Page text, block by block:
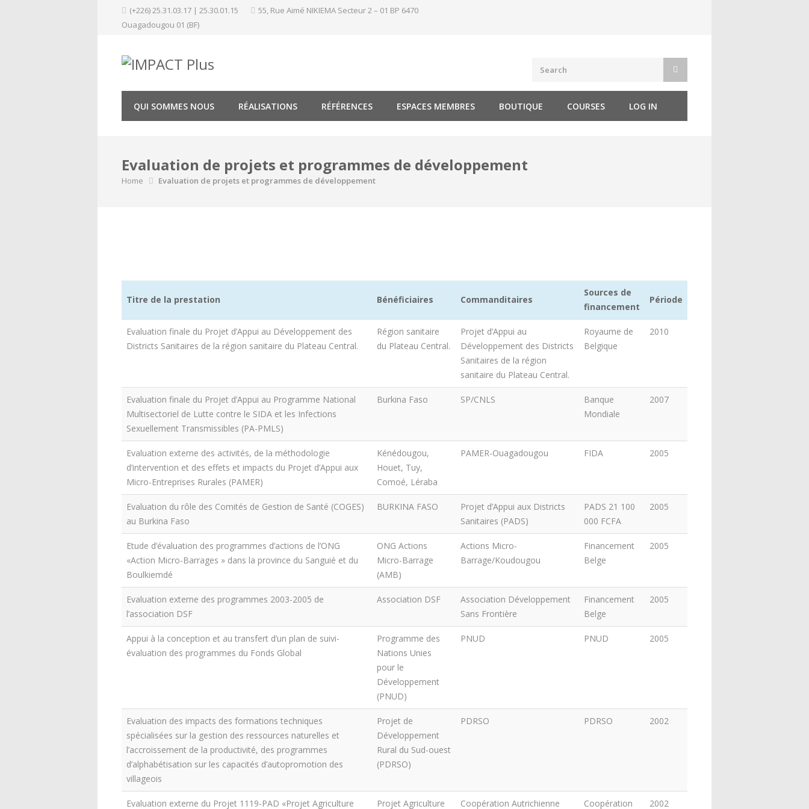
(+226) 25.31.03.17 | 25.30.01.15
55, Rue Aimé NIKIEMA Secteur 2 – 01 BP 6470
Ouagadougou 01 (BF)
QUI SOMMES NOUS RÉALISATIONS RÉFÉRENCES ESPACES MEMBRES BOUTIQUE COURSES LOG IN
Evaluation de projets et programmes de développement
Home Evaluation de projets et programmes de développement
Titre de la prestation Bénéficiaires Commanditaires
Sources de
financement
Période
Evaluation finale du Projet d’Appui au Développement des
Districts Sanitaires de la région sanitaire du Plateau Central.
Région sanitaire
du Plateau Central.
Projet d’Appui au
Développement des Districts
Sanitaires de la région
sanitaire du Plateau Central.
Royaume de
Belgique
2010
Evaluation finale du Projet d’Appui au Programme National
Multisectoriel de Lutte contre le SIDA et les Infections
Sexuellement Transmissibles (PA-PMLS)
Burkina Faso SP/CNLS
Banque
Mondiale
2007
Evaluation externe des activités, de la méthodologie
d’intervention et des effets et impacts du Projet d’Appui aux
Micro-Entreprises Rurales (PAMER)
Kénédougou,
Houet, Tuy,
Comoé, Léraba
PAMER-Ouagadougou FIDA 2005
Evaluation du rôle des Comités de Gestion de Santé (COGES)
au Burkina Faso
BURKINA FASO
Projet d’Appui aux Districts
Sanitaires (PADS)
PADS 21 100
000 FCFA
2005
Etude d’évaluation des programmes d’actions de l’ONG
«Action Micro-Barrages » dans la province du Sanguié et du
Boulkiemdé
ONG Actions
Micro-Barrage
(AMB)
Actions Micro-
Barrage/Koudougou
Financement
Belge
2005
Evaluation externe des programmes 2003-2005 de
l’association DSF
Association DSF
Association Développement
Sans Frontière
Financement
Belge
2005
Appui à la conception et au transfert d’un plan de suivi-
évaluation des programmes du Fonds Global
Programme des
Nations Unies
pour le
Développement
(PNUD)
PNUD PNUD 2005
Evaluation des impacts des formations techniques
spécialisées sur la gestion des ressources naturelles et
l’accroissement de la productivité, des programmes
d’alphabétisation sur les capacités d’autopromotion des
villageois
Projet de
Développement
Rural du Sud-ouest
(PDRSO)
PDRSO PDRSO 2002
Evaluation externe du Projet 1119-PAD «Projet Agriculture Projet Agriculture Coopération Autrichienne Coopération 2002